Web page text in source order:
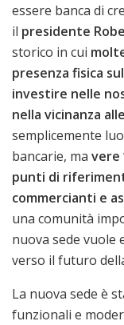
essere banca di
il presidente
storico in cui
presenza fisica
investire nelle
nella vicinanza
semplicemente
bancarie, ma vere
punti di
commercianti e
una comunità
nuova sede vuole
verso il futuro
La nuova sede è
funzionali e